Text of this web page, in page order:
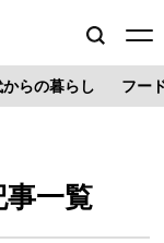
らの暮らし フー
事一覧